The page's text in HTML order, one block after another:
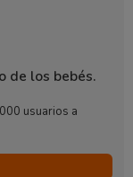
de los bebés.
usuarios a